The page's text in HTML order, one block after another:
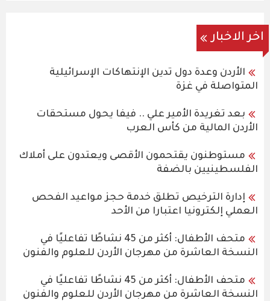
اخر الاخبار
الأردن وعدة دول تدين الإنتهاكات الإسرائيلية
المتواصلة في غزة
بعد تغريدة الأمير علي .. فيفا يحول مستحقات
الأردن المالية من كأس العرب
مستوطنون يقتحمون الأقصى ويعتدون على أملاك
الفلسطينيين بالضفة
إدارة الترخيص تطلق خدمة حجز مواعيد الفحص
العملي إلكترونيا اعتبارا من الأحد
متحف الأطفال: أكثر من 45 نشاطًا تفاعليًا في
النسخة العاشرة من مهرجان الأردن للعلوم والفنون
متحف الأطفال: أكثر من 45 نشاطًا تفاعليًا في
النسخة العاشرة من مهرجان الأردن للعلوم والفنون